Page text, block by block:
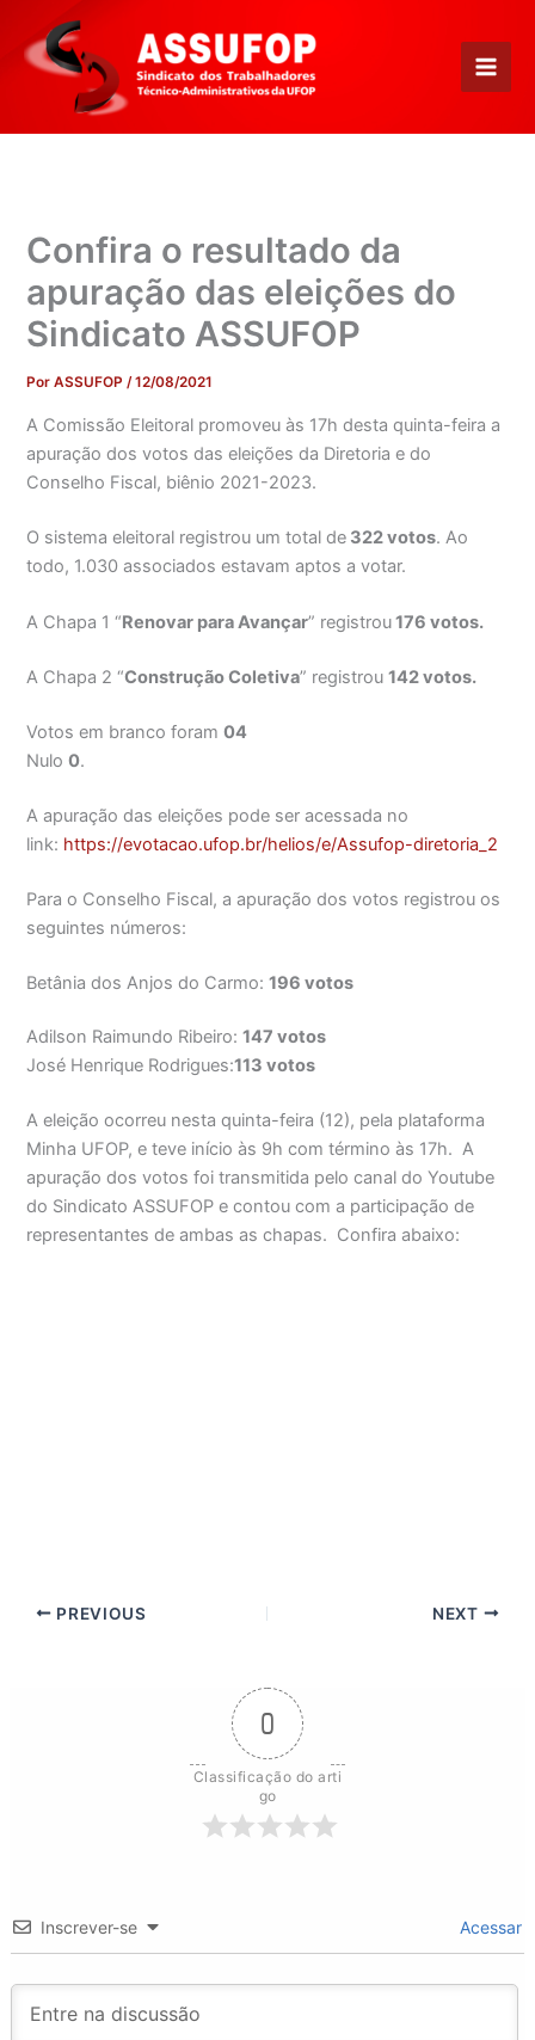
para
conteúdo
Confira o resultado da
apuração das eleições do
Sindicato ASSUFOP
PorASSUFOP/12/08/2021
A Comissão Eleitoral promoveu às 17h desta quinta-feira a
apuração dos votos das eleições da Diretoria e do
Conselho Fiscal, biênio 2021-2023.
O sistema eleitoral registrou um total de 322 votos. Ao
todo, 1.030 associados estavam aptos a votar.
A Chapa 1 “Renovar para Avançar” registrou176 votos.
A Chapa 2 “Construção Coletiva” registrou142 votos.
Votos em branco foram04
Nulo0.
A apuração das eleições pode ser acessada no
link: https://evotacao.ufop.br/helios/e/Assufop-diretoria_2
Para o Conselho Fiscal, a apuração dos votos registrou os
seguintes números:
Betânia dos Anjos do Carmo:196 votos
Adilson Raimundo Ribeiro:147 votos
José Henrique Rodrigues:113 votos
A eleição ocorreu nesta quinta-feira (12), pela plataforma
Minha UFOP, e teve início às 9h com término às 17h. A
apuração dos votos foi transmitida pelo canal do Youtube
do Sindicato ASSUFOP e contou com a participação de
representantes de ambas as chapas. Confira abaixo:
PREVIOUS NEXT
0
Classificação do arti
go
Inscrever-se Acessar